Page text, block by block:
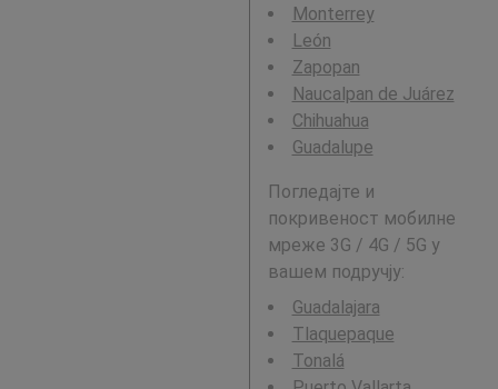
Monterrey
León
Zapopan
Naucalpan de Juárez
Chihuahua
Guadalupe
Погледајте и
покривеност мобилне
мреже 3G / 4G / 5G у
вашем подручју:
Guadalajara
Tlaquepaque
Tonalá